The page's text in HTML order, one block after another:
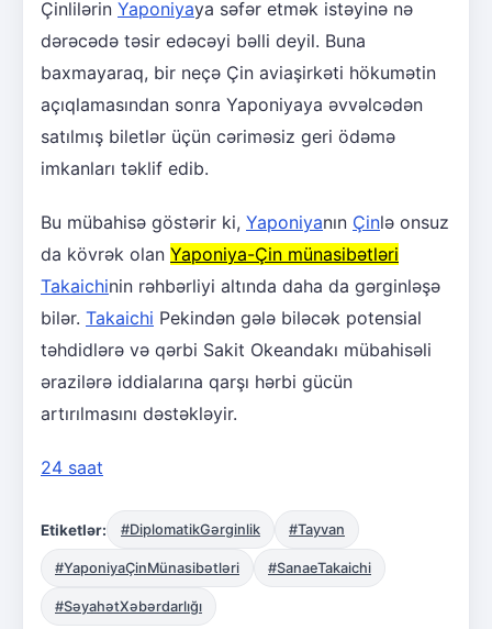
Çinlilərin Yaponiyaya səfər etmək istəyinə nə
dərəcədə təsir edəcəyi bəlli deyil. Buna
baxmayaraq, bir neçə Çin aviaşirkəti hökumətin
açıqlamasından sonra Yaponiyaya əvvəlcədən
satılmış biletlər üçün cəriməsiz geri ödəmə
imkanları təklif edib.
Bu mübahisə göstərir ki, Yaponiyanın Çinlə onsuz
da kövrək olan Yaponiya-Çin münasibətləri
Takaichinin rəhbərliyi altında daha da gərginləşə
bilər. Takaichi Pekindən gələ biləcək potensial
təhdidlərə və qərbi Sakit Okeandakı mübahisəli
ərazilərə iddialarına qarşı hərbi gücün
artırılmasını dəstəkləyir.
24 saat
Etiketlər: #DiplomatikGərginlik #Tayvan
#YaponiyaÇinMünasibətləri #SanaeTakaichi
#SəyahətXəbərdarlığı